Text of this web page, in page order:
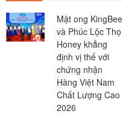
Mật ong KingBee
và Phúc Lộc Thọ
Honey khẳng
định vị thế với
chứng nhận
Hàng Việt Nam
Chất Lượng Cao
2026